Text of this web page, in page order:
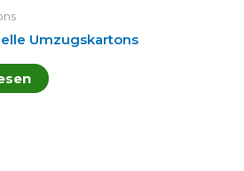
Umzugskartons